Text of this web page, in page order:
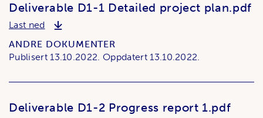
Deliverable D1-1 Detailed project plan.pdf
Last nedDeliverable D1-1 Detailed project plan.pdf
ANDRE DOKUMENTER
Publisert13.10.2022.Oppdatert13.10.2022.
Deliverable D1-2 Progress report 1.pdf